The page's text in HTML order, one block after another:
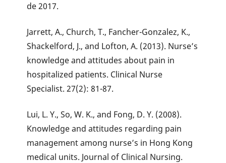
de 2017.
Jarrett, A., Church, T., Fancher-Gonzalez, K.,
Shackelford, J., and Lofton, A. (2013). Nurse’s
knowledge and attitudes about pain in
hospitalized patients. Clinical Nurse
Specialist. 27(2): 81-87.
Lui, L. Y., So, W. K., and Fong, D. Y. (2008).
Knowledge and attitudes regarding pain
management among nurse’s in Hong Kong
medical units. Journal of Clinical Nursing.